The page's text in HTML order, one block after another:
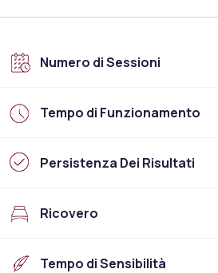
Numero di Sessioni
Tempo di Funzionamento
Persistenza Dei Risultati
Ricovero
Tempo di Sensibilità